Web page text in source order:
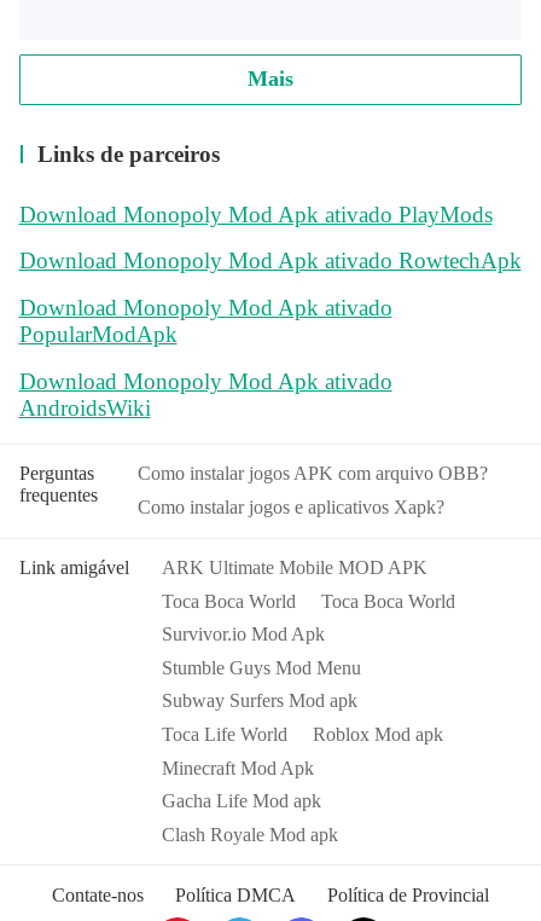
Mais
Links de parceiros
Download Monopoly Mod Apk ativado PlayMods
Download Monopoly Mod Apk ativado RowtechApk
Download Monopoly Mod Apk ativado
PopularModApk
Download Monopoly Mod Apk ativado
AndroidsWiki
Perguntas
frequentes
Como instalar jogos APK com arquivo OBB?
Como instalar jogos e aplicativos Xapk?
Link amigável
ARK Ultimate Mobile MOD APK
Toca Boca World
Toca Boca World
Survivor.io Mod Apk
Stumble Guys Mod Menu
Subway Surfers Mod apk
Toca Life World
Roblox Mod apk
Minecraft Mod Apk
Gacha Life Mod apk
Clash Royale Mod apk
Contate-nos Política DMCA Política de Provincial